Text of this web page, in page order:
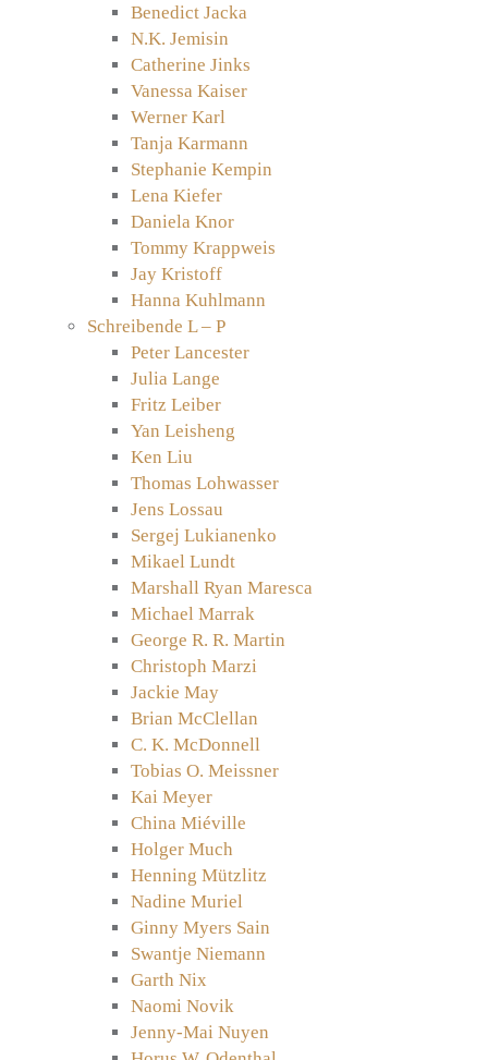
Benedict Jacka
N.K. Jemisin
Catherine Jinks
Vanessa Kaiser
Werner Karl
Tanja Karmann
Stephanie Kempin
Lena Kiefer
Daniela Knor
Tommy Krappweis
Jay Kristoff
Hanna Kuhlmann
Schreibende L – P
Peter Lancester
Julia Lange
Fritz Leiber
Yan Leisheng
Ken Liu
Thomas Lohwasser
Jens Lossau
Sergej Lukianenko
Mikael Lundt
Marshall Ryan Maresca
Michael Marrak
George R. R. Martin
Christoph Marzi
Jackie May
Brian McClellan
C. K. McDonnell
Tobias O. Meissner
Kai Meyer
China Miéville
Holger Much
Henning Mützlitz
Nadine Muriel
Ginny Myers Sain
Swantje Niemann
Garth Nix
Naomi Novik
Jenny-Mai Nuyen